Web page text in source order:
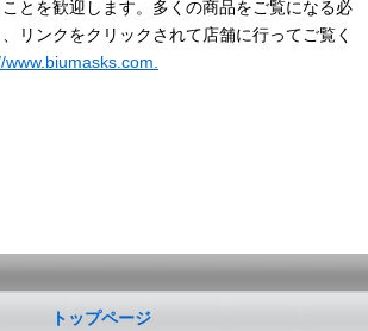
とを歓迎します。多くの商品をご覧になる必
リンクをクリックされて店舗に行ってご覧く
www.biumasks.com.
トップページ